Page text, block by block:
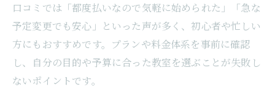
口コミでは「都度払いなので気軽に始められた」「急な
予定変更でも安心」といった声が多く、初心者や忙しい
方にもおすすめです。プランや料金体系を事前に確認
し、自分の目的や予算に合った教室を選ぶことが失敗し
ないポイントです。